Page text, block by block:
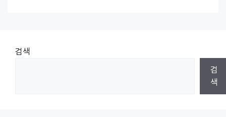
검색
검
색